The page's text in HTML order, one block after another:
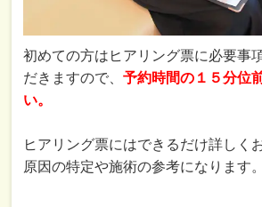
初めての方はヒアリング票に必要事
だきますので、予約時間の１５分位
い。
ヒアリング票にはできるだけ詳しく
原因の特定や施術の参考になります。